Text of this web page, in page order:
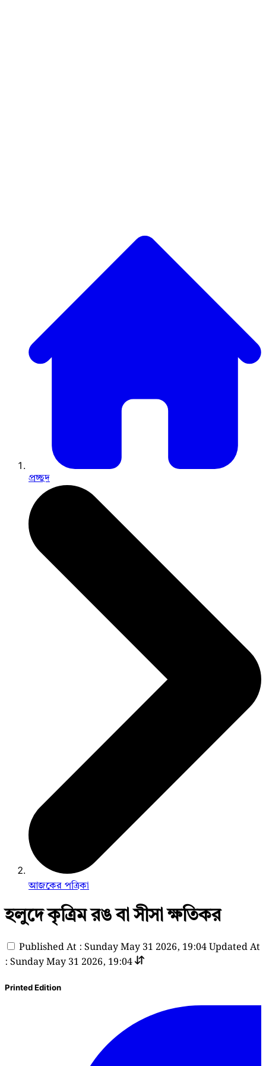
প্রচ্ছদ
আজকের পত্রিকা
হলুদে কৃত্রিম রঙ বা সীসা ক্ষতিকর
Published At : Sunday May 31 2026, 19:04Updated At
: Sunday May 31 2026, 19:04
Printed Edition